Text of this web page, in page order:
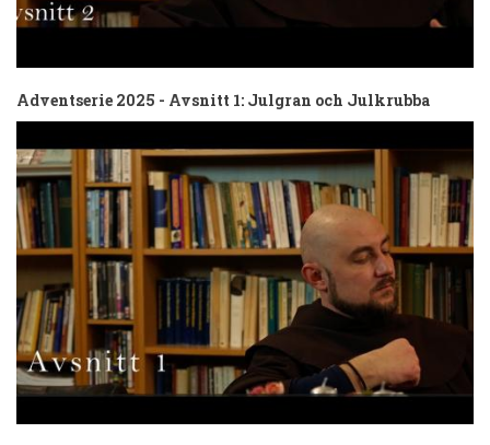
Adventserie 2025 - Avsnitt 1: Julgran och Julkrubba